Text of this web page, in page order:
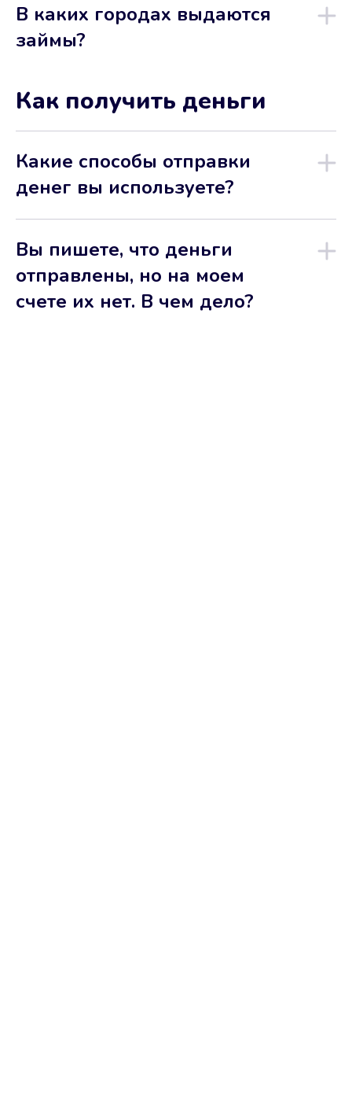
В каких городах выдаются
займы?
Как получить деньги
Какие способы отправки
денег вы используете?
Вы пишете, что деньги
отправлены, но на моем
счете их нет. В чем дело?